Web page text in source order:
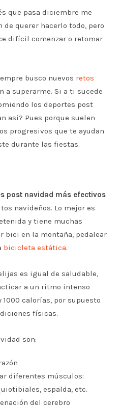
que pasa diciembre me
de querer hacerlo todo, pero
difícil comenzar o retomar
busco nuevos retos
a superarme. Si a ti sucede
los deportes post
así? Pues porque suelen
progresivos que te ayudan
durante las fiestas.
post navidad más efectivos
navideños. Lo mejor es
y tiene muchas
bici en la montaña, pedalear
bicicleta estática.
es igual de saludable,
a un ritmo intenso
calorías, por supuesto
físicas.
son:
diferentes músculos:
espalda, etc.
del cerebro